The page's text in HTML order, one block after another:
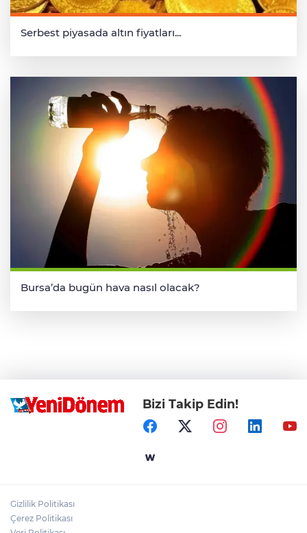
Serbest piyasada altın fiyatları...
Bursa’da bugün hava nasıl olacak?
Bizi Takip Edin!
Gizlilik Politikası
Çerez Politikası